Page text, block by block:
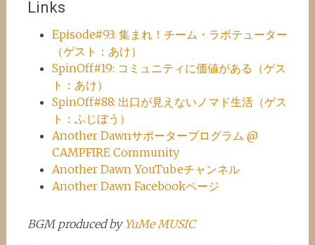
Links
Episode#93: 集まれ！チーム・ラボテューター
（ゲスト：あけ）
SpinOff#19: コミュニティに価値がある（ゲス
ト：あけ）
SpinOff#88: 出口が見えないノマド生活（ゲス
ト：ふじぼう）
Another Dawnサポータープログラム @
CAMPFIRE Community
Another Dawn YouTubeチャンネル
Another Dawn Facebookページ
BGM produced byYuMe MUSIC